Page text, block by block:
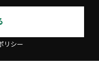
リシー